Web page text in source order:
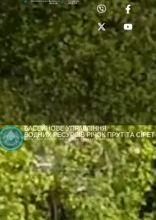
Лабораторія:
(0372) 53-92-00
dpbuvr@dpbuvr.gov.uaПриймальня:
(0372) 51-14-56
БАСЕЙНОВЕ УПРАВЛІННЯ
ВОДНИХ РЕСУРСІВ РІЧОК ПРУТ ТА СІРЕТ
ДЕРЖАВНЕ АГЕНТСТВО ВОДНИХ РЕСУРСІВ УКРАЇНИ